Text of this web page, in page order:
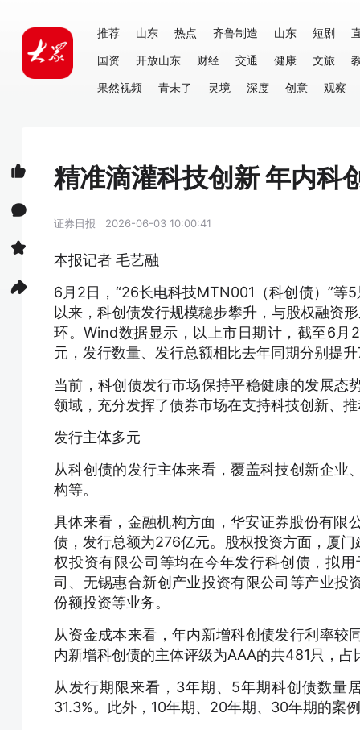
推荐 山东 热点 齐鲁制造 山东 短剧
国资
开放山东 财经 交通 健康 文旅
果然视频
青未了 灵境 深度 创意 观察
精准滴灌科技创新 年内
证券日报 2026-06-03 10:00:41
本报记者 毛艺融
6月2日，“26长电科技MTN001（科创债）”等
以来，科创债发行规模稳步攀升，与股权融资
环。Wind数据显示，以上市日期计，截至6
元，发行数量、发行总额相比去年同期分别提
当前，科创债发行市场保持平稳健康的发展态
领域，充分发挥了债券市场在支持科技创新、
发行主体多元
从科创债的发行主体来看，覆盖科技创新企业
构等。
具体来看，金融机构方面，华安证券股份有限
债，发行总额为276亿元。股权投资方面，厦
权投资有限公司等均在今年发行科创债，拟
司、无锡惠合新创产业投资有限公司等产业投
份额投资等业务。
从资金成本来看，年内新增科创债发行利率较
内新增科创债的主体评级为AAA的共481只，
从发行期限来看，3年期、5年期科创债数量
31.3%。此外，10年期、20年期、30年期的案